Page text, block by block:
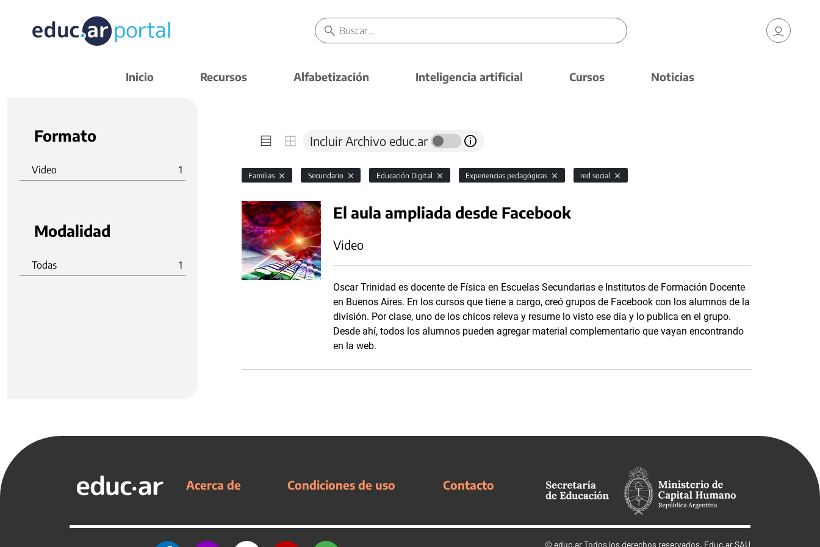
Inicio Recursos Alfabetización Inteligencia artificial Cursos Noticias
Formato
Video 1
Modalidad
Todas 1
Incluir Archivo educ.ar
Familias Secundario Educación Digital Experiencias pedagógicas red social
El aula ampliada desde Facebook
Video
Oscar Trinidad es docente de Física en Escuelas Secundarias e Institutos de Formación Docente
en Buenos Aires. En los cursos que tiene a cargo, creó grupos de Facebook con los alumnos de la
división. Por clase, uno de los chicos releva y resume lo visto ese día y lo publica en el grupo.
Desde ahí, todos los alumnos pueden agregar material complementario que vayan encontrando
en la web.
Acerca de Condiciones de uso Contacto
© educ.arTodos los derechos reservados. Educ.ar SAU